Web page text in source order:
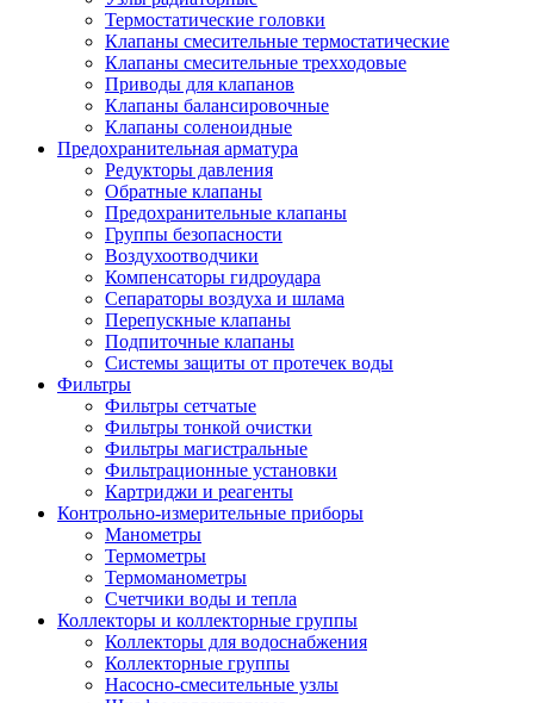
Термостатические головки
Клапаны смесительные термостатические
Клапаны смесительные трехходовые
Приводы для клапанов
Клапаны балансировочные
Клапаны соленоидные
Предохранительная арматура
Редукторы давления
Обратные клапаны
Предохранительные клапаны
Группы безопасности
Воздухоотводчики
Компенсаторы гидроудара
Сепараторы воздуха и шлама
Перепускные клапаны
Подпиточные клапаны
Системы защиты от протечек воды
Фильтры
Фильтры сетчатые
Фильтры тонкой очистки
Фильтры магистральные
Фильтрационные установки
Картриджи и реагенты
Контрольно-измерительные приборы
Манометры
Термометры
Термоманометры
Счетчики воды и тепла
Коллекторы и коллекторные группы
Коллекторы для водоснабжения
Коллекторные группы
Насосно-смесительные узлы